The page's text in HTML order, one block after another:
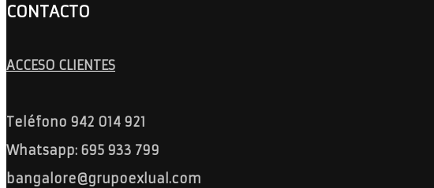
CONTACTO
ACCESO CLIENTES
Teléfono 942 014 921
Whatsapp: 695 933 799
bangalore@grupoexlual.com